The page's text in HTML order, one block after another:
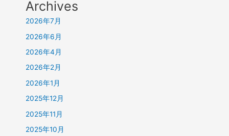
Archives
2026年7月
2026年6月
2026年4月
2026年2月
2026年1月
2025年12月
2025年11月
2025年10月